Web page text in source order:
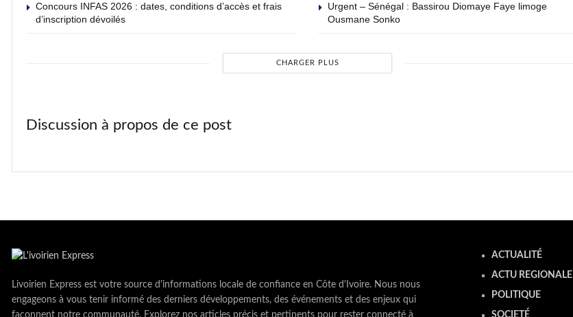
Concours INFAS 2026 : dates, conditions d’accès et frais
d’inscription dévoilés
Urgent – Sénégal : Bassirou Diomaye Faye limoge
Ousmane Sonko
CHARGER PLUS
Discussion à propos de ce post
Livoirien Express est votre source d'informations locale de confiance en Côte d'Ivoire. Nous nous
engageons à vous tenir informé des derniers développements, des événements et des enjeux qui
façonnent notre communauté. Explorez nos articles précis et pertinents pour rester connecté à
ACTUALITÉ
ACTU REGIONALE
POLITIQUE